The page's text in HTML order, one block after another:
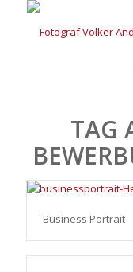
TAG
Business Portrait